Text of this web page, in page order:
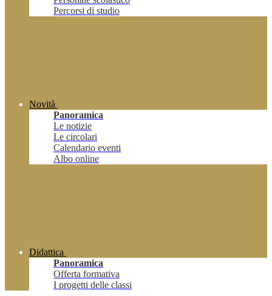
Percorsi di studio
Novità
Panoramica
Le notizie
Le circolari
Calendario eventi
Albo online
Didattica
Panoramica
Offerta formativa
I progetti delle classi